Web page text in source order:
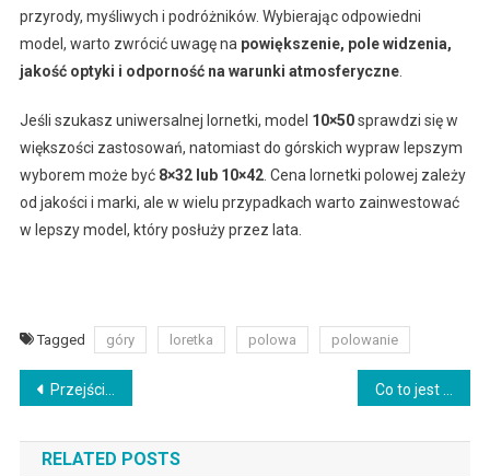
przyrody, myśliwych i podróżników. Wybierając odpowiedni
model, warto zwrócić uwagę na powiększenie, pole widzenia,
jakość optyki i odporność na warunki atmosferyczne.
Jeśli szukasz uniwersalnej lornetki, model 10×50sprawdzi się w
większości zastosowań, natomiast do górskich wypraw lepszym
wyborem może być 8×32 lub 10×42. Cena lornetki polowej zależy
od jakości i marki, ale w wielu przypadkach warto zainwestować
w lepszy model, który posłuży przez lata.
Tagged góry loretka polowa polowanie
Nawigacja
wpisu
Przejściówka Jack Stereo – pytania i odpowiedzi Co to jest kabel audio i jak działa?
RELATED POSTS